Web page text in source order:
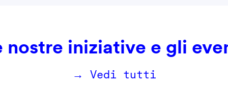
nostre iniziative e gli
→ Vedi tutti